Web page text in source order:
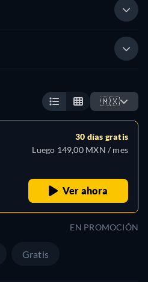
🇲🇽
30 días gratis
Luego 149,00 MXN / mes
Ver ahora
EN PROMOCIÓN
Gratis